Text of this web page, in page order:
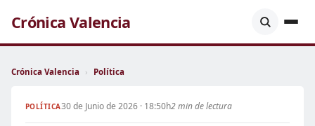
Crónica Valencia
Crónica Valencia › Política
POLÍTICA30 de Junio de 2026 · 18:50h2 min de lectura